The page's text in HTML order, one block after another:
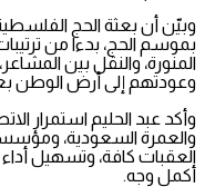
وبيّن أن بعثة الحج
بموسم الحج، بدءا من
المنورة، والنقل بين
وعودتهم إلى أرض الوطن
وأكد عبد الحليم استمرار
والعمرة السعودية،
العقبات كافة، وتسهيل
أكمل وجه.